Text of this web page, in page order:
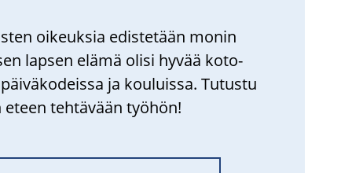
oi­keuk­sia edis­te­tään monin
lap­sen elämä olisi hyvää ko­to­
ja kou­luis­sa. Tu­tus­tu
teh­tä­vään työ­hön!